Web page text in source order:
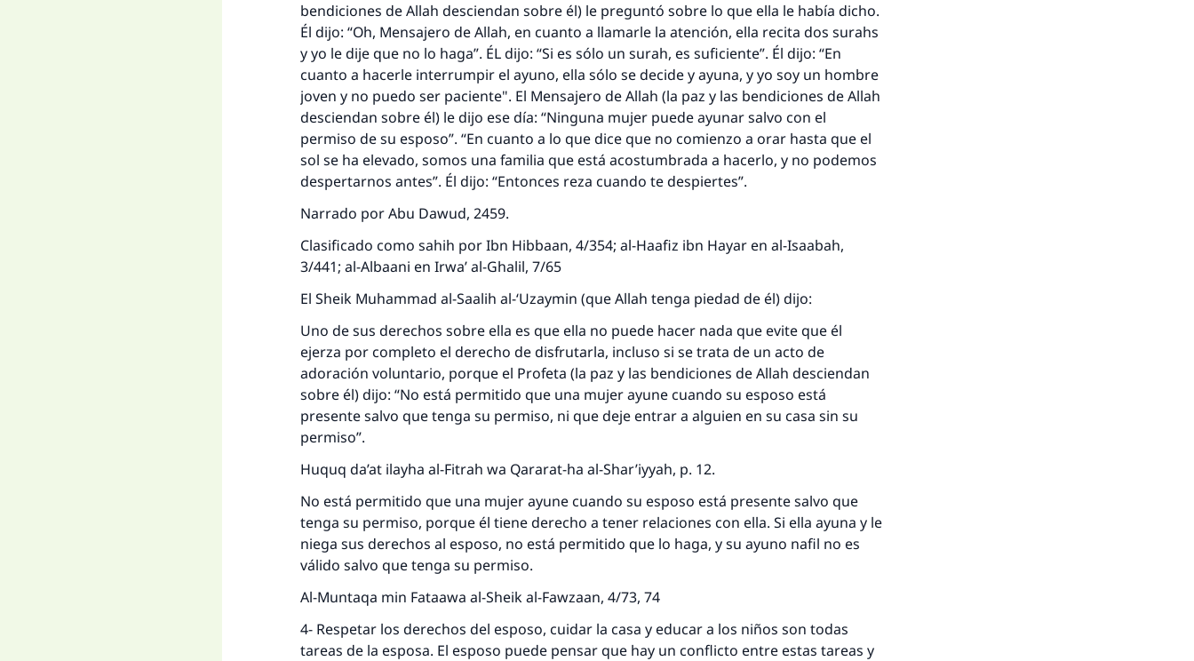
bendiciones de Allah desciendan sobre él) le preguntó sobre lo que ella le había dicho.
Él dijo: “Oh, Mensajero de Allah, en cuanto a llamarle la atención, ella recita dos surahs
y yo le dije que no lo haga”. ÉL dijo: “Si es sólo un surah, es suficiente”. Él dijo: “En
cuanto a hacerle interrumpir el ayuno, ella sólo se decide y ayuna, y yo soy un hombre
joven y no puedo ser paciente". El Mensajero de Allah (la paz y las bendiciones de Allah
desciendan sobre él) le dijo ese día: “Ninguna mujer puede ayunar salvo con el
permiso de su esposo”. “En cuanto a lo que dice que no comienzo a orar hasta que el
sol se ha elevado, somos una familia que está acostumbrada a hacerlo, y no podemos
despertarnos antes”. Él dijo: “Entonces reza cuando te despiertes”.
Narrado por Abu Dawud, 2459.
Clasificado como sahih por Ibn Hibbaan, 4/354; al-Haafiz ibn Hayar en al-Isaabah,
3/441; al-Albaani en Irwa’ al-Ghalil, 7/65
El Sheik Muhammad al-Saalih al-‘Uzaymin (que Allah tenga piedad de él) dijo:
Uno de sus derechos sobre ella es que ella no puede hacer nada que evite que él
ejerza por completo el derecho de disfrutarla, incluso si se trata de un acto de
adoración voluntario, porque el Profeta (la paz y las bendiciones de Allah desciendan
sobre él) dijo: “No está permitido que una mujer ayune cuando su esposo está
presente salvo que tenga su permiso, ni que deje entrar a alguien en su casa sin su
permiso”.
Huquq da’at ilayha al-Fitrah wa Qararat-ha al-Shar’iyyah, p. 12.
No está permitido que una mujer ayune cuando su esposo está presente salvo que
tenga su permiso, porque él tiene derecho a tener relaciones con ella. Si ella ayuna y le
niega sus derechos al esposo, no está permitido que lo haga, y su ayuno nafil no es
válido salvo que tenga su permiso.
Al-Muntaqa min Fataawa al-Sheik al-Fawzaan, 4/73, 74
4- Respetar los derechos del esposo, cuidar la casa y educar a los niños son todas
tareas de la esposa. El esposo puede pensar que hay un conflicto entre estas tareas y